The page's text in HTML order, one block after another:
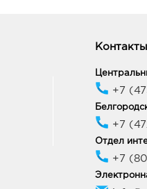
10:00 - 21:00
Белгородская обл, г
д. 164
10:00 - 21:00
Контакты
+7
+7
Отдел
+7